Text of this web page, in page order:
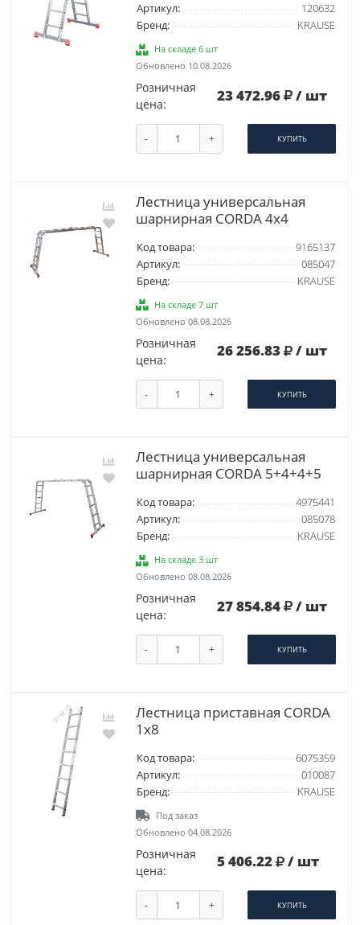
Артикул:
120632
Бренд:
KRAUSE
На складе 6 шт
Обновлено 10.08.2026
Розничная
цена:
23 472.96 / шт
- + КУПИТЬ
Лестница универсальная
шарнирная CORDA 4х4
Код товара:
9165137
Артикул:
085047
Бренд:
KRAUSE
На складе 7 шт
Обновлено 08.08.2026
Розничная
цена:
26 256.83 / шт
- + КУПИТЬ
Лестница универсальная
шарнирная CORDA 5+4+4+5
Код товара:
4975441
Артикул:
085078
Бренд:
KRAUSE
На складе 3 шт
Обновлено 08.08.2026
Розничная
цена:
27 854.84 / шт
- + КУПИТЬ
Лестница приставная CORDA
1х8
Код товара:
6075359
Артикул:
010087
Бренд:
KRAUSE
Под заказ
Обновлено 04.08.2026
Розничная
цена:
5 406.22 / шт
- + КУПИТЬ